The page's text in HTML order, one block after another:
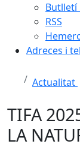
Butlletí
RSS
Adreces i
Actualitat
TIFA
LA